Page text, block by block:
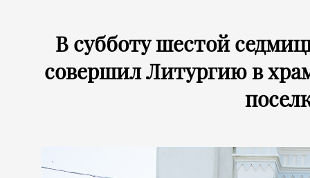
В субботу шестой
совершил Литургию в